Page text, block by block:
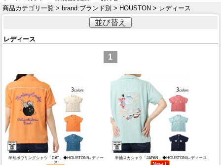
商品カテゴリ一覧 > brand:ブランド別 > HOUSTON > レディース
並び替え
レディース
1
半袖ボウリングシャツ「CAT」◆HOUSTON/レディー
ス
半袖スカシャツ「JAPAN」◆HOUSTON/レディース